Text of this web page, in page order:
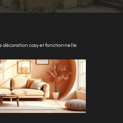
décoration cosy et fonctionnelle